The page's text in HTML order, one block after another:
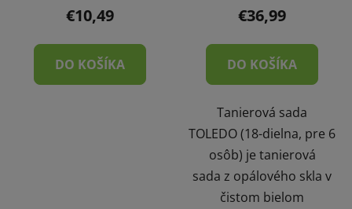
€10,49
DO KOŠÍKA
€36,99
DO KOŠÍKA
Tanierová sada
TOLEDO (18-dielna, pre 6
osôb) je tanierová
sada z opálového skla v
čistom bielom